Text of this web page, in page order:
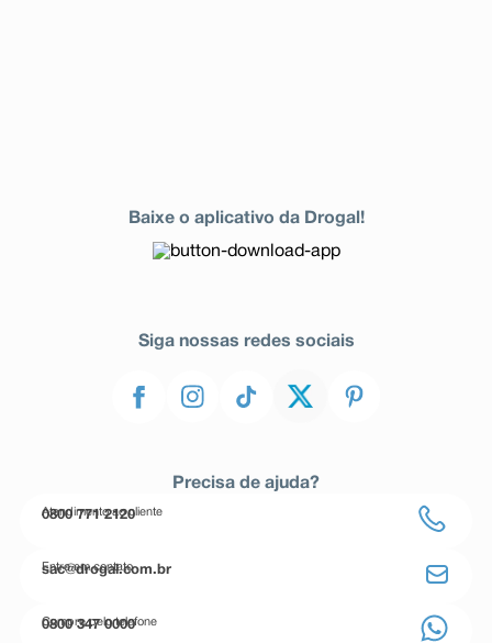
Baixe o aplicativo da Drogal!
Siga nossas redes sociais
Precisa de ajuda?
Atendimento ao cliente
0800 771 2120
Entre em contato
sac@drogal.com.br
Compre pelo telefone
0800 347 0000